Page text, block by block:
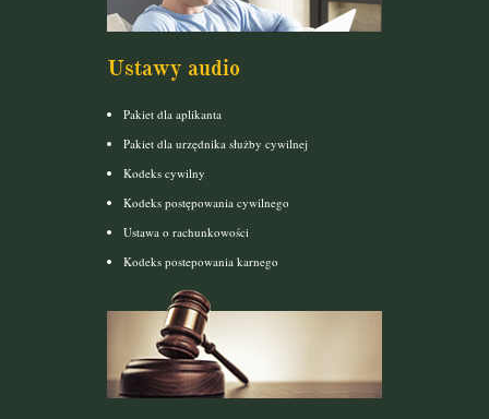
Ustawy audio
Pakiet dla aplikanta
Pakiet dla urzędnika służby cywilnej
Kodeks cywilny
Kodeks postępowania cywilnego
Ustawa o rachunkowości
Kodeks postepowania karnego